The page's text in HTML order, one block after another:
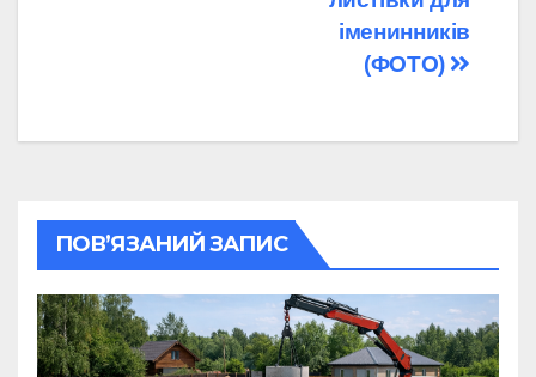
іменинників
(ФОТО)
ПОВ’ЯЗАНИЙ ЗАПИС